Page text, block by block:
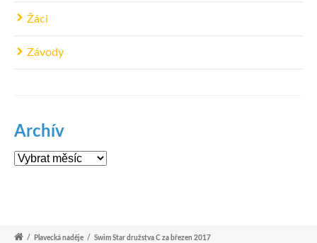
Žáci
Závody
Archív
Archív
/ Plavecká naděje / Swim Star družstva C za březen 2017